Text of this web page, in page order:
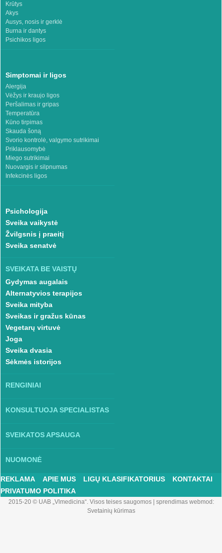
Krūtys
Akys
Ausys, nosis ir gerklė
Burna ir dantys
Psichikos ligos
Simptomai ir ligos
Alergija
Vėžys ir kraujo ligos
Peršalimas ir gripas
Temperatūra
Kūno tirpimas
Skauda šoną
Svorio kontrolė, valgymo sutrikimai
Priklausomybė
Miego sutrikimai
Nuovargis ir silpnumas
Infekcinės ligos
Psichologija
Sveika vaikystė
Žvilgsnis į praeitį
Sveika senatvė
SVEIKATA BE VAISTŲ
Gydymas augalais
Alternatyvios terapijos
Sveika mityba
Sveikas ir gražus kūnas
Vegetarų virtuvė
Joga
Sveika dvasia
Sėkmės istorijos
RENGINIAI
KONSULTUOJA SPECIALISTAS
SVEIKATOS APSAUGA
NUOMONĖ
REKLAMA APIE MUS LIGŲ KLASIFIKATORIUS
KONTAKTAI
PRIVATUMO POLITIKA
2015-20 © UAB „Vlmedicina“. Visos teises saugomos| sprendimas webmod:
Svetainių kūrimas